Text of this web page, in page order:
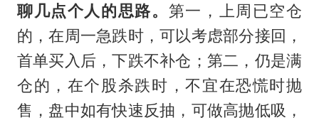
聊几点个人的思路。 第一，上周已空仓
的，在周一急跌时，可以考虑部分接回，
首单买入后，下跌不补仓；第二，仍是满
仓的，在个股杀跌时，不宜在恐慌时抛
售，盘中如有快速反抽，可做高抛低吸，